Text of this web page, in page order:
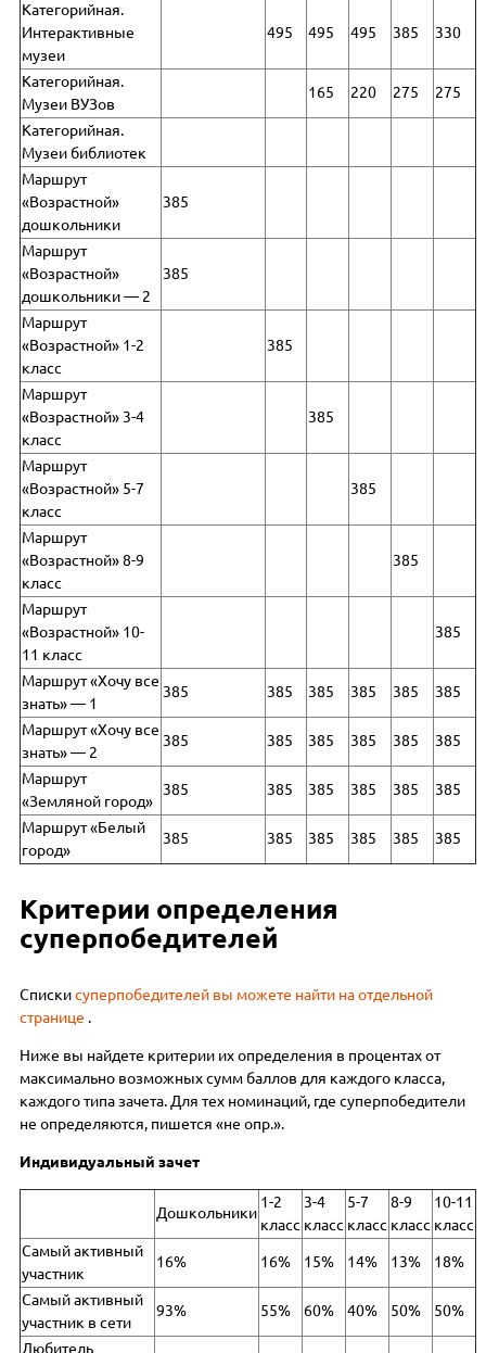
Категорийная.
Интерактивные
музеи
495 495 495 385 330
Категорийная.
Музеи ВУЗов
165 220 275 275
Категорийная.
Музеи библиотек
Маршрут
«Возрастной»
дошкольники
385
Маршрут
«Возрастной»
дошкольники — 2
385
Маршрут
«Возрастной» 1-2
класс
385
Маршрут
«Возрастной» 3-4
класс
385
Маршрут
«Возрастной» 5-7
класс
385
Маршрут
«Возрастной» 8-9
класс
385
Маршрут
«Возрастной» 10-
11 класс
385
Маршрут «Хочу все
знать» — 1
385 385 385 385 385 385
Маршрут «Хочу все
знать» — 2
385 385 385 385 385 385
Маршрут
«Земляной город»
385 385 385 385 385 385
Маршрут «Белый
город»
385 385 385 385 385 385
Критерии определения
суперпобедителей
Спискисуперпобедителей вы можете найти на отдельной
странице .
Ниже вы найдете критерии их определения в процентах от
максимально возможных сумм баллов для каждого класса,
каждого типа зачета. Для тех номинаций, где суперпобедители
не определяются, пишется «не опр.».
Индивидуальный зачет
Дошкольники
1-2
класс
3-4
класс
5-7
класс
8-9
класс
10-11
класс
Самый активный
участник
16% 16% 15% 14% 13% 18%
Самый активный
участник в сети
93% 55% 60% 40% 50% 50%
Любитель